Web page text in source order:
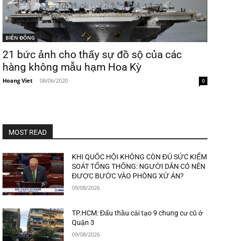
BIỂN ĐÔNG
21 bức ảnh cho thấy sự đồ sộ của các
hàng không mẫu hạm Hoa Kỳ
Hoang Viet - 08/06/2020 0
MOST READ
KHI QUỐC HỘI KHÔNG CÒN ĐỦ SỨC KIỂM
SOÁT TỔNG THỐNG: NGƯỜI DÂN CÓ NÊN
ĐƯỢC BƯỚC VÀO PHÒNG XỬ ÁN?
09/08/2026
TP.HCM: Đấu thầu cải tạo 9 chung cư cũ ở
Quận 3
09/08/2026